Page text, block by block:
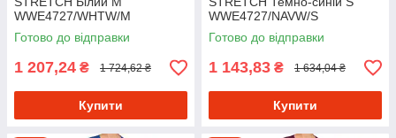
WWE4727/WHTW/M
Готово до відправки
1 207,24 ₴ 1 724,62 ₴
Купити
WWE4727/NAVW/S
Готово до відправки
1 143,83 ₴ 1 634,04 ₴
Купити